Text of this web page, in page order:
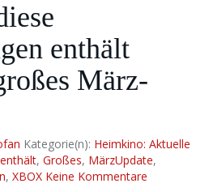
enthält
März-
Kategorie(n): Heimkino: Aktuelle
enthält, Großes, MärzUpdate,
, XBOX Keine Kommentare